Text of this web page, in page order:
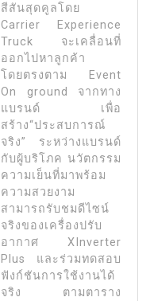
สีสันสุดคูลโดย
Carrier Experience
Truck จะเคลื่อนที่
ออกไปหาลูกค้า
โดยตรงตาม Event
On ground จากทาง
แบรนด์ เพื่อ
สร้าง“ประสบการณ์
จริง” ระหว่างแบรนด์
กับผู้บริโภค นวัตกรรม
ความเย็นที่มาพร้อม
ความสวยงาม
สามารถรับชมดีไซน์
จริงของเครื่องปรับ
อากาศ XInverter
Plus และร่วมทดสอบ
ฟังก์ชันการใช้งานได้
จริง ตามตาราง